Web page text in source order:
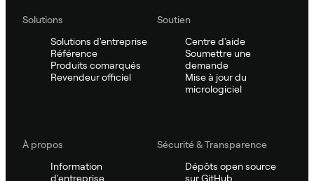
Solutions
Solutions d'entreprise
Référence
Produits comarqués
Revendeur officiel
Soutien
Centre d'aide
Soumettre une
demande
Mise à jour du
micrologiciel
À propos
Information
d'entreprise
Sécurité & Transparence
Dépôts open source
sur GitHub